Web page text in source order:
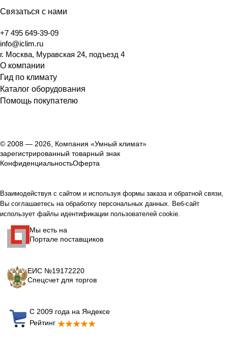
Связаться с нами
+7 495 649-39-09
info@iclim.ru
г. Москва, Муравская 24, подъезд 4
О компании
Гид по климату
Каталог оборудования
Помощь покупателю
© 2008 — 2026, Компания «Умный климат»
зарегистрированный товарный знак
КонфиденциальностьОферта
Взаимодействуя с сайтом и используя формы заказа и обратной связи,
Вы соглашаетесь на обработку персональных данных. Веб-сайт
использует файлы идентификации пользователей cookie.
Мы есть на
Портале поставщиков
ЕИС №19172220
Спецсчет для торгов
С 2009 года на Яндексе
Рейтинг